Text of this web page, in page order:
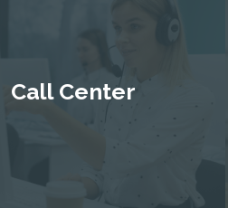
Call Center